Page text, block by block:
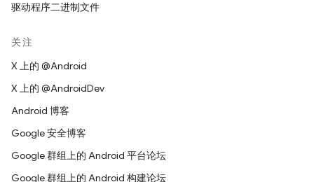
驱动程序二进制文件
关注
X 上的 @Android
X 上的 @AndroidDev
Android 博客
Google 安全博客
Google 群组上的 Android 平台论坛
Google 群组上的 Android 构建论坛